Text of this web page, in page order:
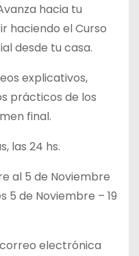
hacia tu
haciendo el Curso
desde tu casa.
explicativos,
prácticos de los
final.
las 24 hs.
al 5 de Noviembre
5 de Noviembre – 19
electrónica